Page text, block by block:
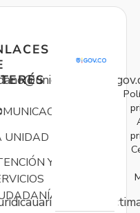
UNIDAD
Y